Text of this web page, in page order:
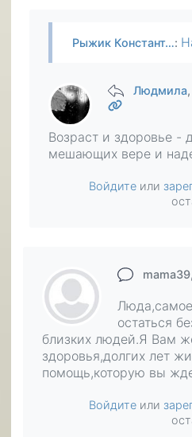
Рыжик Констант…:
Людмила
Возраст и здоровье -
мешающих вере и
Войдите или
mama39
остаться
близких людей.Я Вам
здоровья,долгих лет
помощь,которую вы
Войдите или